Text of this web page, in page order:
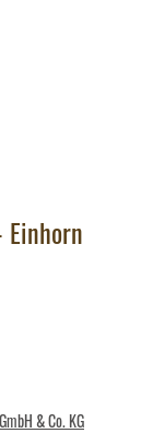
& Co. KG